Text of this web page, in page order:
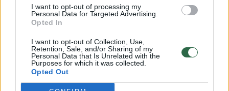
I want to opt-out of processing my
Personal Data for Targeted Advertising.
Opted In
I want to opt-out of Collection, Use,
Retention, Sale, and/or Sharing of my
Personal Data that Is Unrelated with the
Purposes for which it was collected.
Opted Out
Daugiau nuotraukų (1)
Preliminariais duomenimis, pirmiausia
užsidegė sunkvežimis, o vėliau ugnis
persimetė į vieną iš gamyklos sandėlių. Dėl